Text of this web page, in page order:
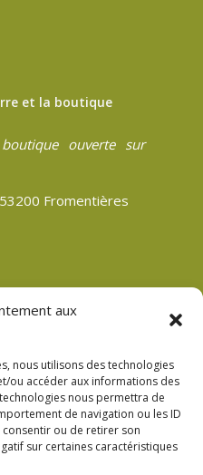
aux
nous utilisons des technologies
ou accéder aux informations des
nous permettra de
de navigation ou les ID
consentir ou de retirer son
sur certaines caractéristiques
et la boutique
ouverte sur
Fromentières